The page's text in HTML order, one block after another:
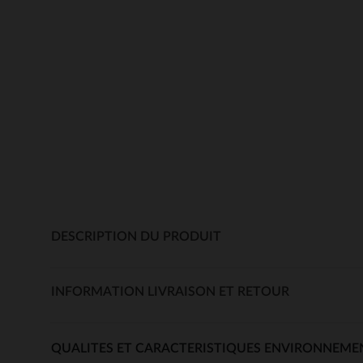
DESCRIPTION DU PRODUIT
INFORMATION LIVRAISON ET RETOUR
QUALITES ET CARACTERISTIQUES